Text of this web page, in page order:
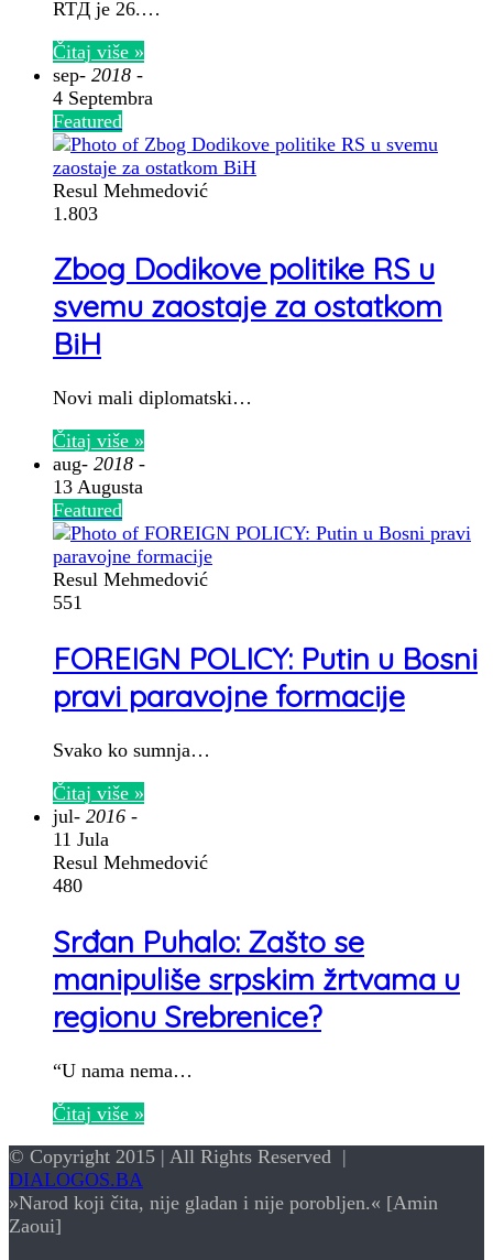
RTД je 26.…
Čitaj više »
sep- 2018 -
4 Septembra
Featured
Resul Mehmedović
1.803
Zbog Dodikove politike RS u
svemu zaostaje za ostatkom
BiH
Novi mali diplomatski…
Čitaj više »
aug- 2018 -
13 Augusta
Featured
Resul Mehmedović
551
FOREIGN POLICY: Putin u Bosni
pravi paravojne formacije
Svako ko sumnja…
Čitaj više »
jul- 2016 -
11 Jula
Resul Mehmedović
480
Srđan Puhalo: Zašto se
manipuliše srpskim žrtvama u
regionu Srebrenice?
“U nama nema…
Čitaj više »
© Copyright 2015 | All Rights Reserved |
DIALOGOS.BA
»Narod koji čita, nije gladan i nije porobljen.« [Amin
Zaoui]